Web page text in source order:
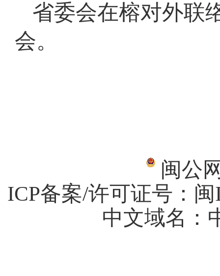
省委会在榕对外联
会。
闽公
ICP备案/许可证号： 闽
中文域名：